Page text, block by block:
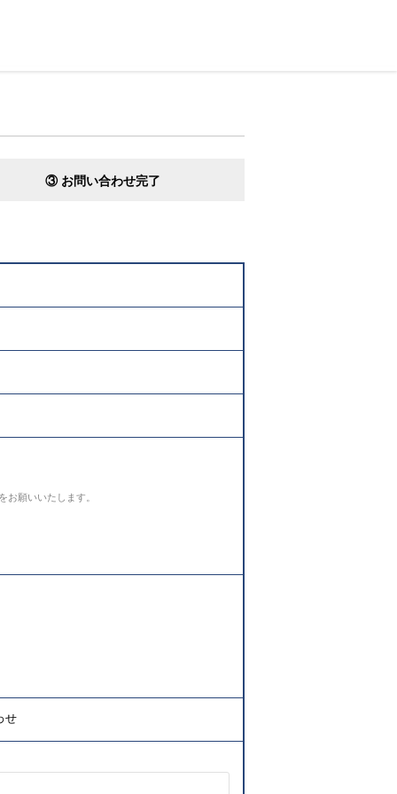
③ お問い合わせ完了
願いいたします。
せ